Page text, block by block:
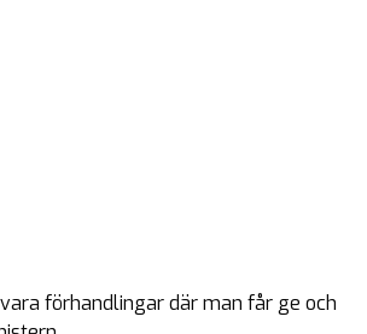
förhandlingar där man får ge och